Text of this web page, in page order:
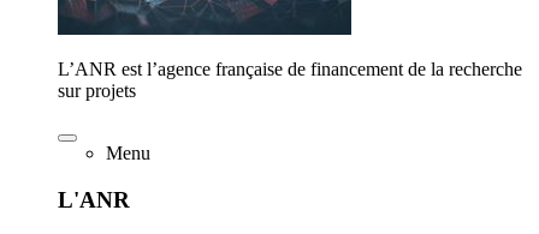
L’ANR est l’agence française de financement de la recherche
sur projets
Menu
L'ANR